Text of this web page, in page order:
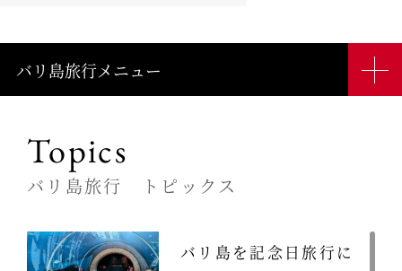
バリ島旅行メニュー
Topics
バリ島旅行 トピックス
バリ島を記念日旅行に